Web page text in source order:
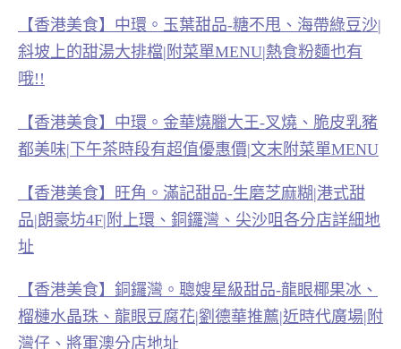
【香港美食】中環。玉葉甜品-糖不甩、海帶綠豆沙|
斜坡上的甜湯大排檔|附菜單MENU|熱食粉麵也有
哦!!
【香港美食】中環。金華燒臘大王-叉燒、脆皮乳豬
都美味|下午茶時段有超值優惠價|文末附菜單MENU
【香港美食】旺角。滿記甜品-生磨芝麻糊|港式甜
品|朗豪坊4F|附上環、銅鑼灣、尖沙咀各分店詳細地
址
【香港美食】銅鑼灣。聰嫂星級甜品-龍眼椰果冰、
榴槤水晶珠、龍眼豆腐花|劉德華推薦|近時代廣場|附
灣仔、將軍澳分店地址